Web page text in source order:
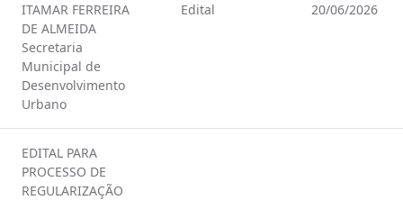
ITAMAR FERREIRA
DE ALMEIDA
Secretaria
Municipal de
Desenvolvimento
Urbano
Edital 20/06/2026
EDITAL PARA
PROCESSO DE
REGULARIZAÇÃO